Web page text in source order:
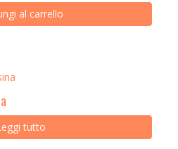
al carrello
tutto